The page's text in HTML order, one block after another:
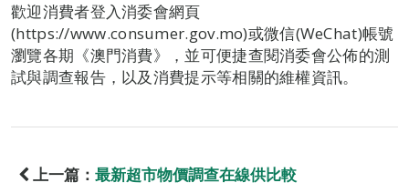
歡迎消費者登入消委會網頁
(https://www.consumer.gov.mo)或微信(WeChat)帳號
瀏覽各期《澳門消費》，並可便捷查閱消委會公佈的測
試與調查報告，以及消費提示等相關的維權資訊。
上一篇： 最新超市物價調查在線供比較